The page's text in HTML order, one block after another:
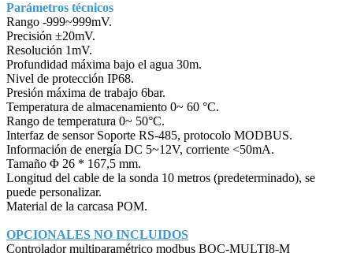
Parámetros técnicos
Rango -999~999mV.
Precisión ±20mV.
Resolución 1mV.
Profundidad máxima bajo el agua 30m.
Nivel de protección IP68.
Presión máxima de trabajo 6bar.
Temperatura de almacenamiento 0~ 60 °C.
Rango de temperatura 0~ 50°C.
Interfaz de sensor Soporte RS-485, protocolo MODBUS.
Información de energía DC 5~12V, corriente <50mA.
Tamaño Φ 26 * 167,5 mm.
Longitud del cable de la sonda 10 metros (predeterminado), se
puede personalizar.
Material de la carcasa POM.
OPCIONALES NO INCLUIDOS
Controlador multiparamétrico modbus BQC-MULTI8-M